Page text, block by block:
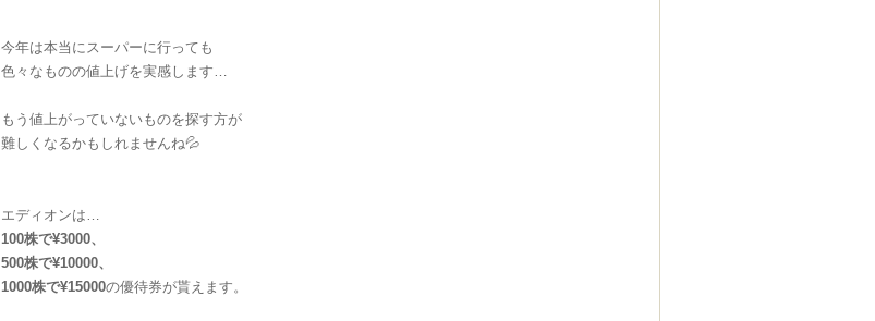
今年は本当にスーパーに行っても
色々なものの値上げを実感します…
もう値上がっていないものを探す方が
難しくなるかもしれませんね💦
エディオンは…
100株で¥3000、
500株で¥10000、
1000株で¥15000の優待券が貰えます。